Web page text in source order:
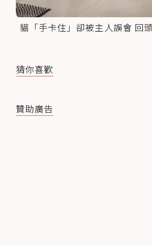
貓「手卡住」卻被主人誤會 回
猜你喜歡
贊助廣告